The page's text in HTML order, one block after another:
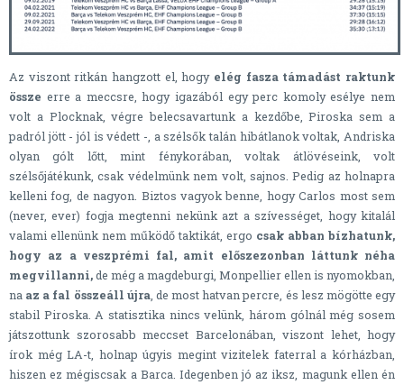
Az viszont ritkán hangzott el, hogy elég fasza támadást raktunk
össze erre a meccsre, hogy igazából egy perc komoly esélye nem
volt a Plocknak, végre belecsavartunk a kezdőbe, Piroska sem a
padról jött - jól is védett -, a szélsők talán hibátlanok voltak, Andriska
olyan gólt lőtt, mint fénykorában, voltak átlövéseink, volt
szélsőjátékunk, csak védelmünk nem volt, sajnos. Pedig az holnapra
kelleni fog, de nagyon. Biztos vagyok benne, hogy Carlos most sem
(never, ever) fogja megtenni nekünk azt a szívességet, hogy kitalál
valami ellenünk nem működő taktikát, ergo csak abban bízhatunk,
hogy az a veszprémi fal, amit előszezonban láttunk néha
megvillanni,de még a magdeburgi, Monpellier ellen is nyomokban,
na az a fal összeáll újra, de most hatvan percre, és lesz mögötte egy
stabil Piroska. A statisztika nincs velünk, három gólnál még sosem
játszottunk szorosabb meccset Barcelonában, viszont lehet, hogy
írok még LA-t, holnap úgyis megint vizitelek faterral a kórházban,
hiszen ez mégiscsak a Barca. Idegenben jó az iksz, magunk ellen én